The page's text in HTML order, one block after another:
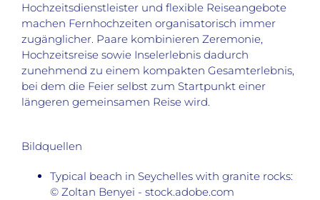
Hochzeitsdienstleister und flexible Reiseangebote
machen Fernhochzeiten organisatorisch immer
zugänglicher. Paare kombinieren Zeremonie,
Hochzeitsreise sowie Inselerlebnis dadurch
zunehmend zu einem kompakten Gesamterlebnis,
bei dem die Feier selbst zum Startpunkt einer
längeren gemeinsamen Reise wird.
Bildquellen
Typical beach in Seychelles with granite rocks:
© Zoltan Benyei - stock.adobe.com